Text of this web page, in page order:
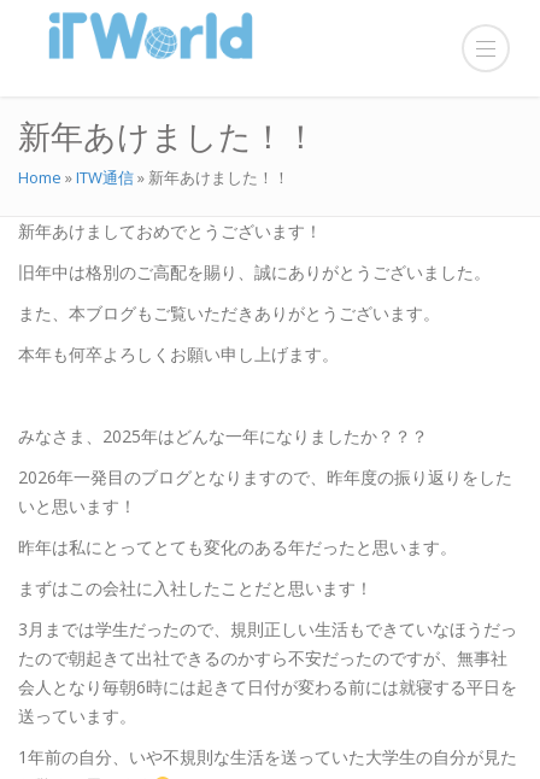
新年あけました！！
Home »ITW通信» 新年あけました！！
新年あけましておめでとうございます！
旧年中は格別のご高配を賜り、誠にありがとうございました。
また、本ブログもご覧いただきありがとうございます。
本年も何卒よろしくお願い申し上げます。
みなさま、2025年はどんな一年になりましたか？？？
2026年一発目のブログとなりますので、昨年度の振り返りをした
いと思います！
昨年は私にとってとても変化のある年だったと思います。
まずはこの会社に入社したことだと思います！
3月までは学生だったので、規則正しい生活もできていなほうだっ
たので朝起きて出社できるのかすら不安だったのですが、無事社
会人となり毎朝6時には起きて日付が変わる前には就寝する平日を
送っています。
1年前の自分、いや不規則な生活を送っていた大学生の自分が見た